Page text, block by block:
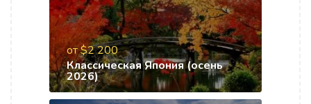
от $2 200
Классическая Япония (осень
2026)